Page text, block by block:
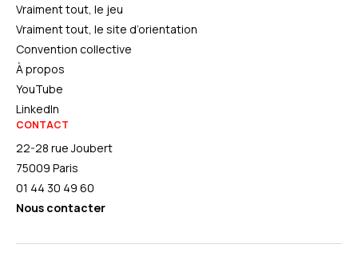
Vraiment tout, le jeu
Vraiment tout, le site d’orientation
Convention collective
À propos
YouTube
LinkedIn
CONTACT
22-28 rue Joubert
75009 Paris
01 44 30 49 60
Nous contacter